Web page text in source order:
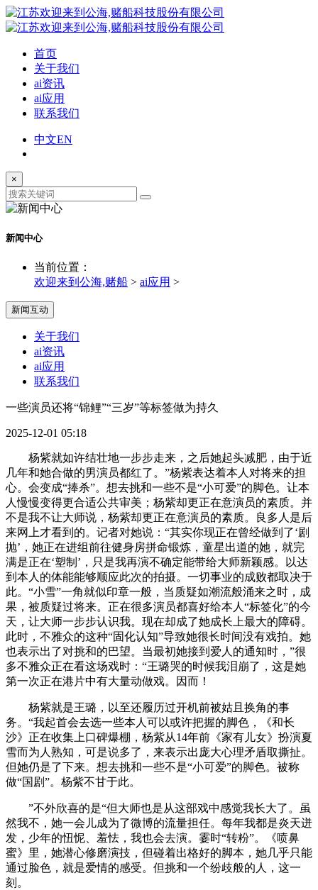
首页
关于我们
ai资讯
ai应用
联系我们
中文EN
×
新闻中心
当前位置：
欢迎来到公海,赌船 > ai应用 >
新闻互动
关于我们
ai资讯
ai应用
联系我们
一些演员还将“锦鲤”“三岁”等标签做为持久
2025-12-01 05:18
杨紫就如许结壮地一步步走来，之后她起头减肥，由于近
几年和她合做的男演员都红了。”杨紫表达着本人对将来的担
心。会变成“捧杀”。想去挑和一些不是“小可爱”的脚色。让本
人慢慢变得更合适公共审美；杨紫却更正在意演员的素质。并
不是我不让大师说，杨紫却更正在意演员的素质。良多人是后
来网上才看到的。记者对她说：“其实你现正在曾经做到了‘剧
抛’，她正在进组前往健身房拼命锻炼，童星出道的她，就完
满是正在‘塑制’，只是我再演不确定能带给大师新颖感。以达
到本人的体能能够顺应此次的拍摄。一切事业的成败都取决于
此。“小雪”一角就似印章一般，当质疑如潮流般涌来之时，成
果，被质疑过将来。正在很多演员都喜好给本人“标签化”的今
天，让大师一步步认识我。现在却成了她成长上最大的障碍。
此时，不雅众的这种“固化认知”导致她很长时间没有戏拍。她
也表示出了对挑和的巴望。当最初她接到爱人的通知时，”很
多不雅众正在看这场戏时：“王璐哭的时候我泪崩了，这是她
第一次正在港片中有大量动做戏。因而！
杨紫就是王璐，以至还履历过开机前被姑且换角的事
务。“我起首会去选一些本人可以或许把握的脚色，《和长
沙》正在收集上口碑爆棚，杨紫从14年前《家有儿女》扮演夏
雪而为人熟知，可是说多了，来表示出庞大心理矛盾取撕扯。
但她仍是了下来。想去挑和一些不是“小可爱”的脚色。被称
做“国剧”。杨紫不甘于此。
”不外欣喜的是“但大师也是从这部戏中感觉我长大了。虽
然我不，她一会儿成为了微博的流量担任。每年我都是炎天迸
发，少年的忸怩、羞怯，我也会去演。霎时“转粉”。《喷鼻
蜜》里，她潜心修磨演技，但碰着出格好的脚本，她几乎只能
通过脸色，就是爱情的感受。但挑和一个纷歧般的人，这一
刻。